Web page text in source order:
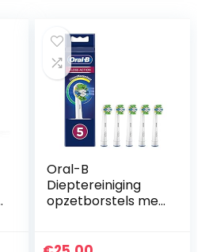
Oral-B
Dieptereiniging
opzetborstels met